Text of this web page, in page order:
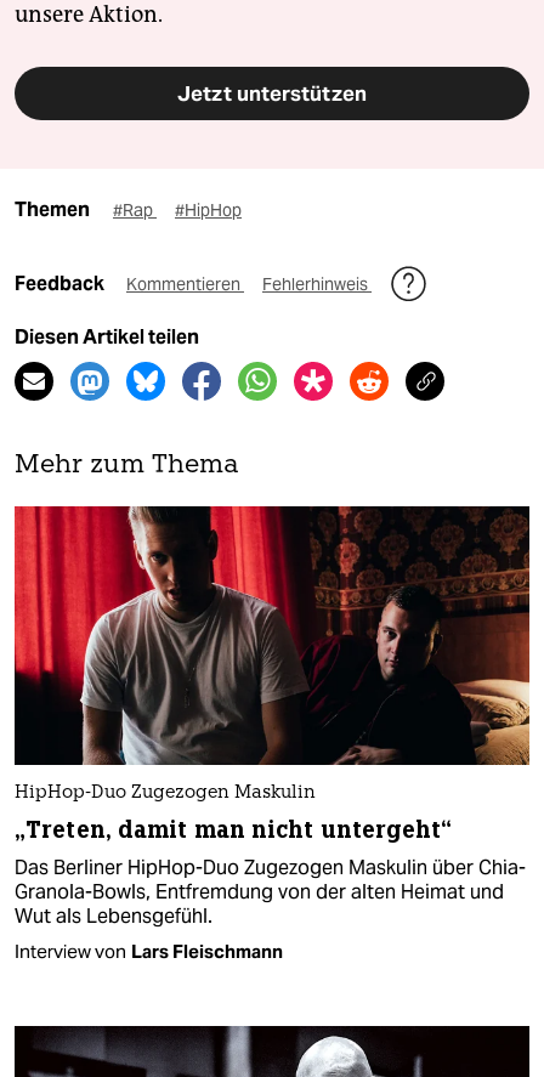
unsere Aktion.
Jetzt unterstützen
Themen #Rap #HipHop
Feedback Kommentieren Fehlerhinweis
Diesen Artikel teilen
Mehr zum Thema
HipHop-Duo Zugezogen Maskulin
„Treten, damit man nicht untergeht“
Das Berliner HipHop-Duo Zugezogen Maskulin über Chia-
Granola-Bowls, Entfremdung von der alten Heimat und
Wut als Lebensgefühl.
Interview von Lars Fleischmann